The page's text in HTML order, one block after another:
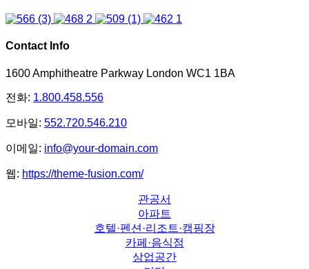
Contact Info
1600 Amphitheatre Parkway London WC1 1BA
전화: 1.800.458.556
모바일: 552.720.546.210
이메일: info@your-domain.com
웹: https://theme-fusion.com/
관공서
아파트
호텔·펜션·리조트·캠핑장
카페·음식점
상업공간